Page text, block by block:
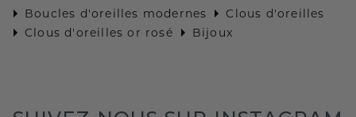
Boucles d'oreilles modernes
Clous d'oreilles
Clous d'oreilles or rosé
Bijoux